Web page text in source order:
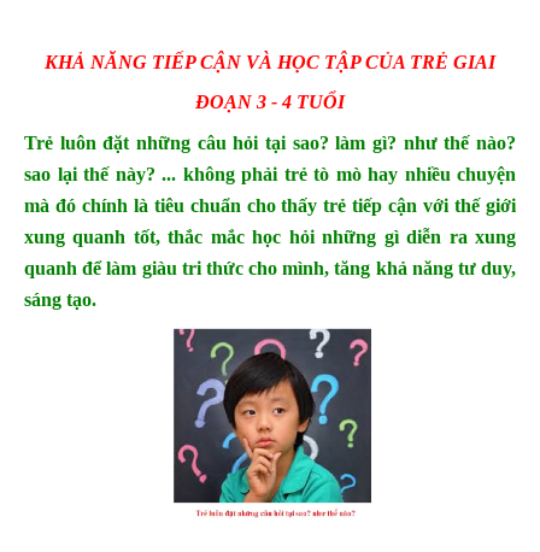
KHẢ NĂNG TIẾP CẬN VÀ HỌC TẬP CỦA TRẺ GIAI
ĐOẠN 3 - 4 TUỔI
Trẻ luôn đặt những câu hỏi tại sao? làm gì? như thế nào?
sao lại thế này? ... không phải trẻ tò mò hay nhiều chuyện
mà đó chính là tiêu chuẩn cho thấy trẻ tiếp cận với thế giới
xung quanh tốt, thắc mắc học hỏi những gì diễn ra xung
quanh để làm giàu tri thức cho mình, tăng khả năng tư duy,
sáng tạo.